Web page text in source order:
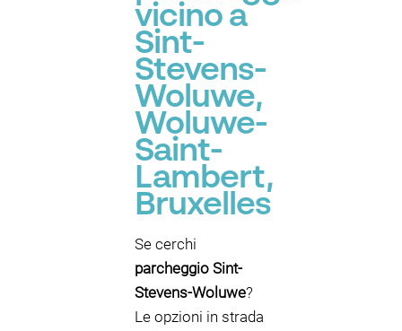
vicino a
Sint-
Stevens-
Woluwe,
Woluwe-
Saint-
Lambert,
Bruxelles
Se cerchi
parcheggio Sint-
Stevens-Woluwe?
Le opzioni in strada